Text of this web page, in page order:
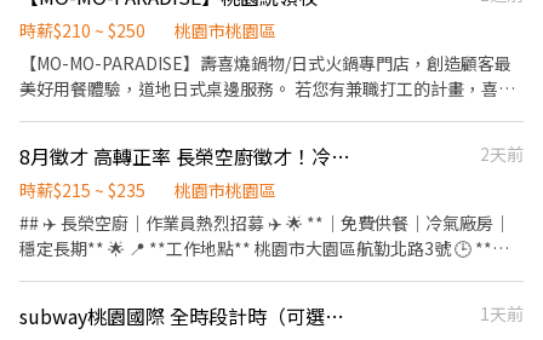
時薪$210 ~ $250
桃園市桃園區
【MO-MO-PARADISE】壽喜燒鍋物/日式火鍋專門店，創造顧客最
美好用餐體驗，道地日式桌邊服務。 若您有兼職打工的計畫，喜歡
後續處理 3. 開店前準備及閉店整理作業 4. 洗滌與環境清潔 5. 完成主
管交付工作 ✅工作時段 早班：09:00~18:00 晚班：18:00~22:30 (排
班區間另安排休息時間，週六、週日有一天可排班者尤佳。) ※彈性
排班可討論喔。週六與週日正常工時出勤每小時再加5圓，國定假日
通勤上班很方便。 ✅歡迎無餐飲工作經驗、對餐飲業有熱忱的您，
8月徵才 高轉正率 長榮空廚徵才！冷氣廠房＋免費供餐
2天前
時薪$215 ~ $235
桃園市桃園區
## ✈️ 長榮空廚｜作業員熱烈招募 ✈️ 🌟 **｜免費供餐｜冷氣廠房｜
穩定長期** 🌟 📍 **工作地點** 桃園市大園區航勤北路3號 🕒 **上
最高 **+19元/H** ➡️ **最高 215元/H** 🌇 中班另享 **+20元/H 時 subway桃園國際 全時段計時（可選時段，早班，晚班或中班
1天前